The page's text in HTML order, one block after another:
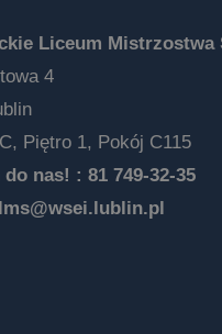
Liceum
4
Piętro 1, Pokój C115
do nas! : 81 749-32-35